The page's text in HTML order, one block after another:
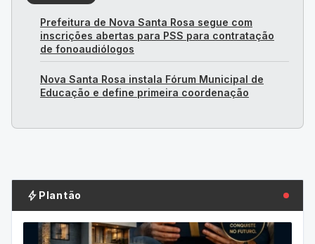
Prefeitura de Nova Santa Rosa segue com
inscrições abertas para PSS para contratação
de fonoaudiólogos
Nova Santa Rosa instala Fórum Municipal de
Educação e define primeira coordenação
bolt Plantão